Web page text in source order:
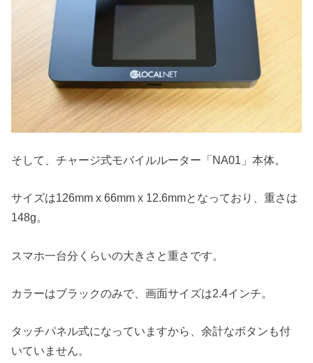
そして、チャージ式モバイルルーター「NA01」本体。
サイズは126mm x 66mm x 12.6mmとなっており、重さは
148g。
スマホ一台分くらいの大きさと重さです。
カラーはブラックのみで、画面サイズは2.4インチ。
タッチパネル式になっていますから、余計なボタンも付
いていません。